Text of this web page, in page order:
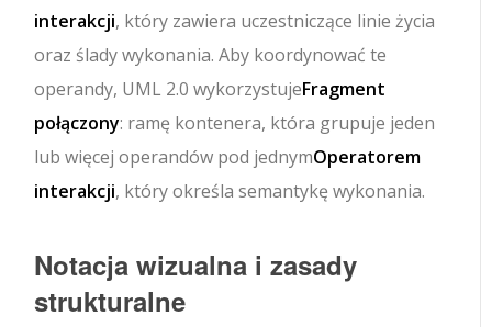
interakcji, który zawiera uczestniczące linie życia
oraz ślady wykonania. Aby koordynować te
operandy, UML 2.0 wykorzystujeFragment
połączony: ramę kontenera, która grupuje jeden
lub więcej operandów pod jednymOperatorem
interakcji, który określa semantykę wykonania.
Notacja wizualna i zasady
strukturalne